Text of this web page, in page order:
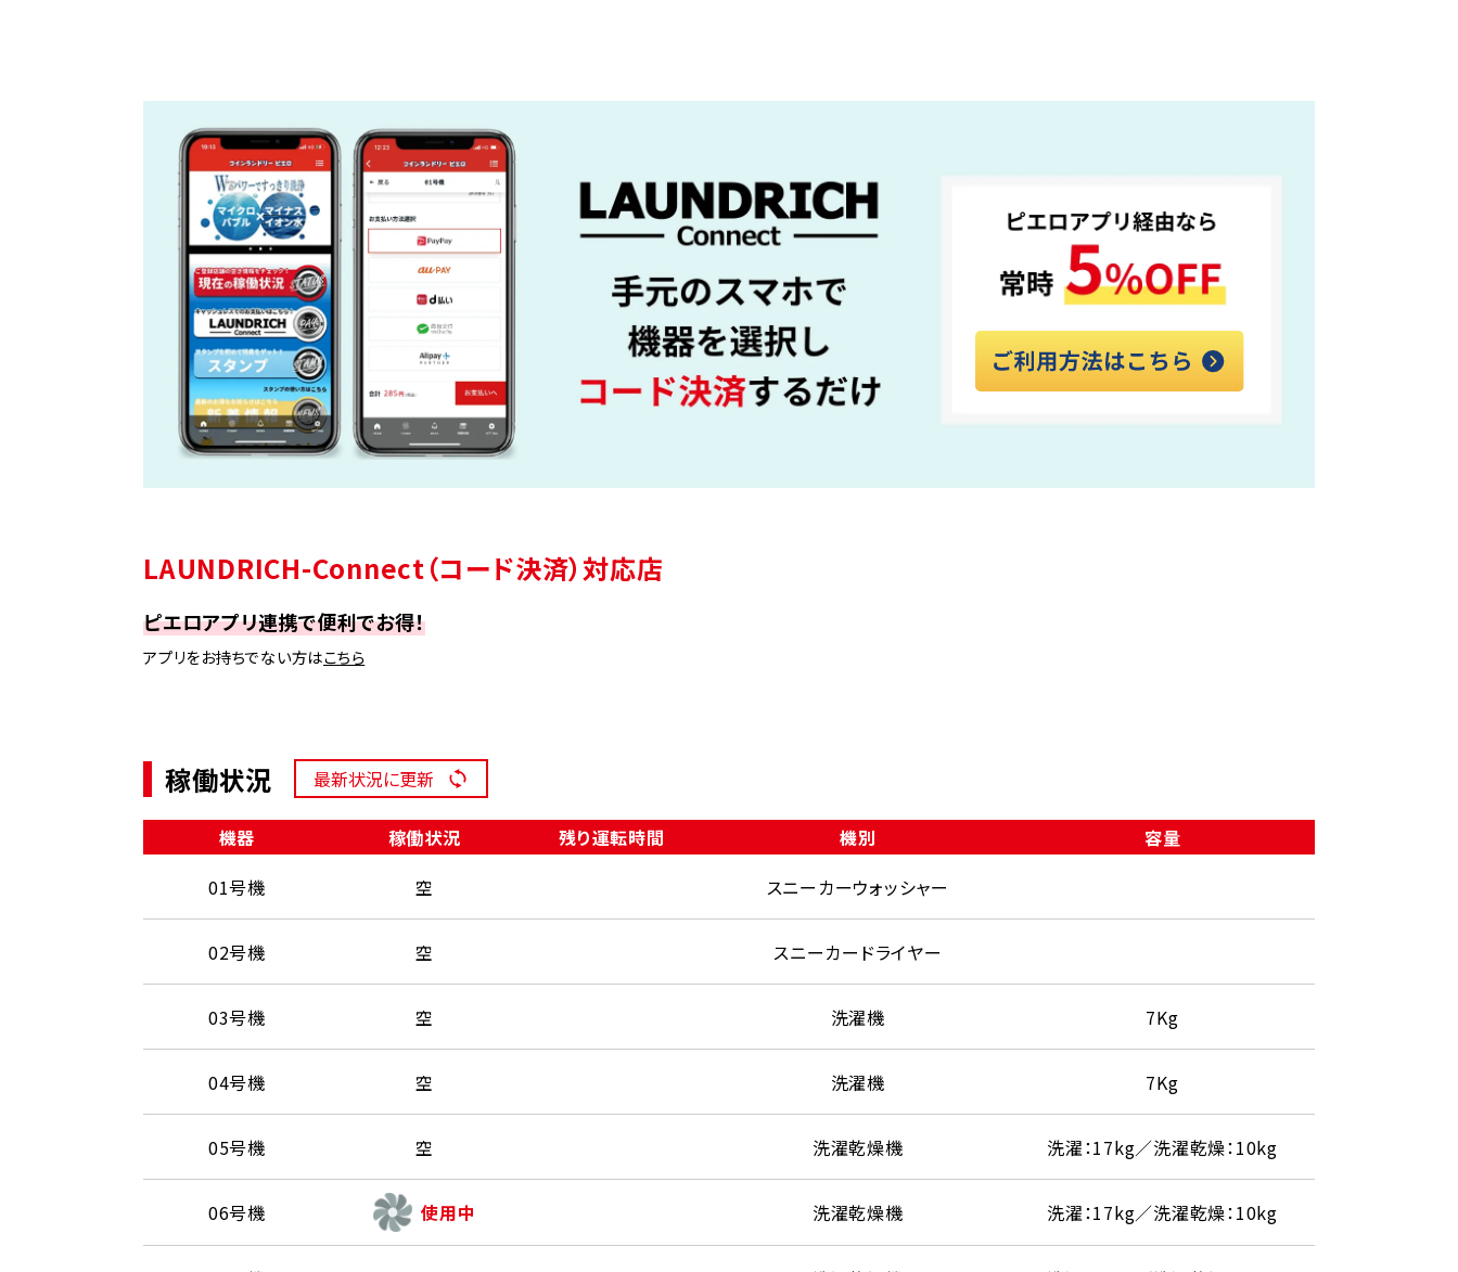
LAUNDRICH-Connect（コード決済）対応店
ピエロアプリ連携で便利でお得！
アプリをお持ちでない方はこちら
稼働状況 最新状況に更新
機器 稼働状況 残り運転時間 機別
容量
01号機
空 スニーカーウォッシャー
02号機 空 スニーカードライヤー
03号機 空 洗濯機 7Kg
04号機 空 洗濯機 7Kg
05号機 空 洗濯乾燥機 洗濯：17kg／洗濯乾燥：10kg
06号機 使用中 洗濯乾燥機 洗濯：17kg／洗濯乾燥：10kg